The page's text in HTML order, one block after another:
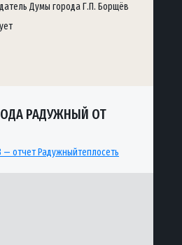
Думы города Г.П. Борщёв
РАДУЖНЫЙ ОТ
— отчет Радужныйтеплосеть